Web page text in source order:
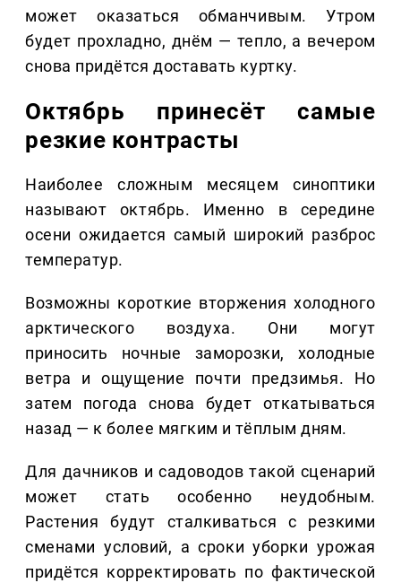
может оказаться обманчивым. Утром
будет прохладно, днём — тепло, а вечером
снова придётся доставать куртку.
Октябрь принесёт самые
резкие контрасты
Наиболее сложным месяцем синоптики
называют октябрь. Именно в середине
осени ожидается самый широкий разброс
температур.
Возможны короткие вторжения холодного
арктического воздуха. Они могут
приносить ночные заморозки, холодные
ветра и ощущение почти предзимья. Но
затем погода снова будет откатываться
назад — к более мягким и тёплым дням.
Для дачников и садоводов такой сценарий
может стать особенно неудобным.
Растения будут сталкиваться с резкими
сменами условий, а сроки уборки урожая
придётся корректировать по фактической